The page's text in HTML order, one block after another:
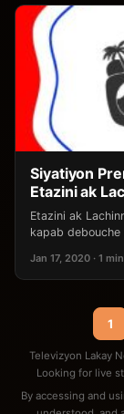
Siyatiyon
Etazini ak
Etazini ak
kapab
Jan 17, 2020 · 1
1
Televizyon Lakay
Looking for live
By accessing and